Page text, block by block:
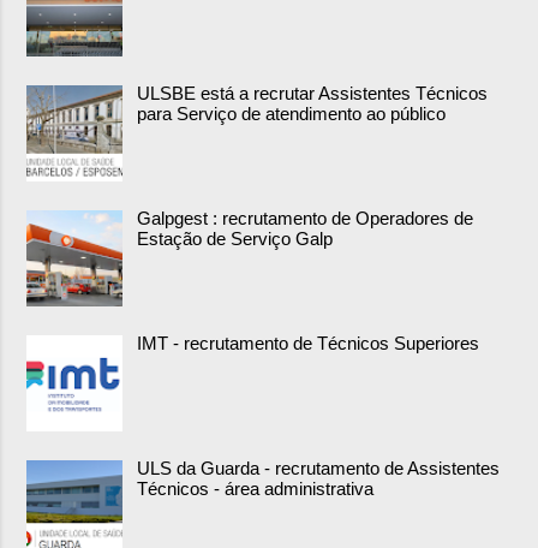
ULSBE está a recrutar Assistentes Técnicos
para Serviço de atendimento ao público
Galpgest : recrutamento de Operadores de
Estação de Serviço Galp
IMT - recrutamento de Técnicos Superiores
ULS da Guarda - recrutamento de Assistentes
Técnicos - área administrativa